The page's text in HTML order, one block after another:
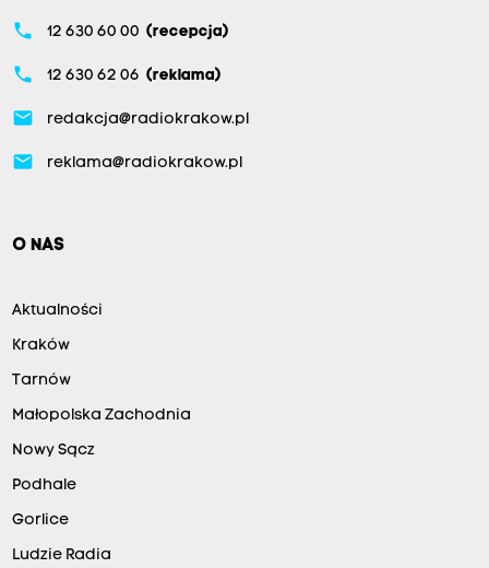
phone 12 630 60 00 (recepcja)
phone 12 630 62 06 (reklama)
email redakcja@radiokrakow.pl
email reklama@radiokrakow.pl
O NAS
Aktualności
Kraków
Tarnów
Małopolska Zachodnia
Nowy Sącz
Podhale
Gorlice
Ludzie Radia